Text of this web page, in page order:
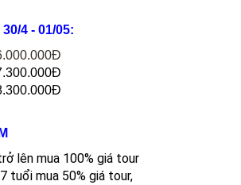
4 - 01/05:
lên mua 100% giá tour
tuổi mua 50% giá tour,